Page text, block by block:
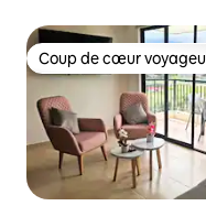
Coup de cœur
Coup de cœur